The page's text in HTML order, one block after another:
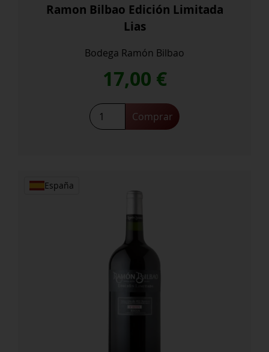
Ramon Bilbao Edición Limitada
Lias
Bodega Ramón Bilbao
17,00 €
Ramon
Bilbao
Comprar
España